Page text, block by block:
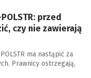
przed
czy nie zawierają
ma nastąpić za
Prawnicy ostrzegają,